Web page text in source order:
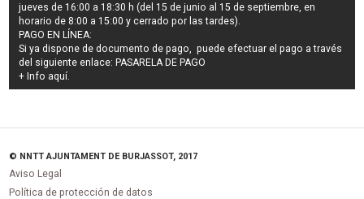
jueves de 16:00 a 18:30 h (del 15 de junio al 15 de septiembre, en
horario de 8:00 a 15:00 y cerrado por las tardes).
PAGO EN LÍNEA:
Si ya dispone de documento de pago, puede efectuar el pago a través
del siguiente enlace:PASARELA DE PAGO
+ Info aquí.
© NNTT AJUNTAMENT DE BURJASSOT, 2017
Aviso Legal
Política de protección de datos